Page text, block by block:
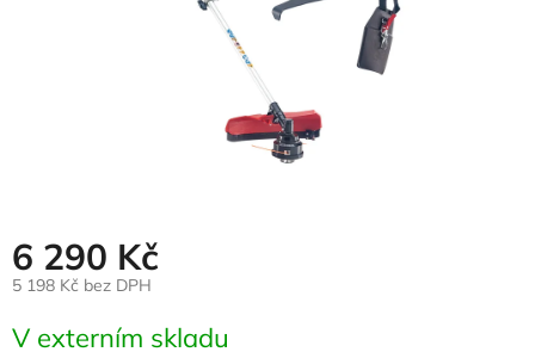
6 290 Kč
5 198 Kč bez DPH
cena:
V externím skladu